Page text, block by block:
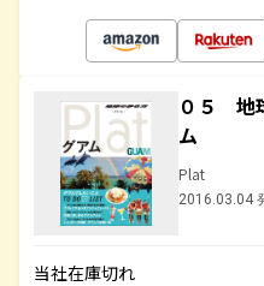
０５ 地
ム
Plat
2016.03.04
当社在庫切れ